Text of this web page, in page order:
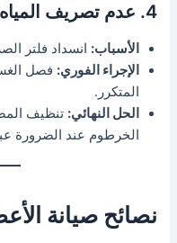
4. عدم تصريف المياه
الأسباب: انسداد فلتر
الإجراء الفوري: فصل
المتكرر.
الحل النهائي: تنظيف
الخرطوم عند الضرورة
نصائح صيانة